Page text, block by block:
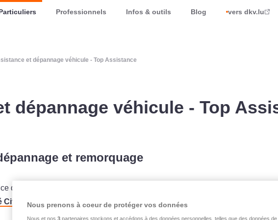
Professionnels Infos & outils Blog vers dkv.lu
et dépannage véhicule - Top Assistance
dépannage véhicule - Top
et remorquage
de remorquage et de rapatriement sur base
Auto formule Sécurité.
Nous prenons à coeur de protéger vos données
Nous et nos 3 partenaires stockons et accédons à des données personnelles, telles que des données de